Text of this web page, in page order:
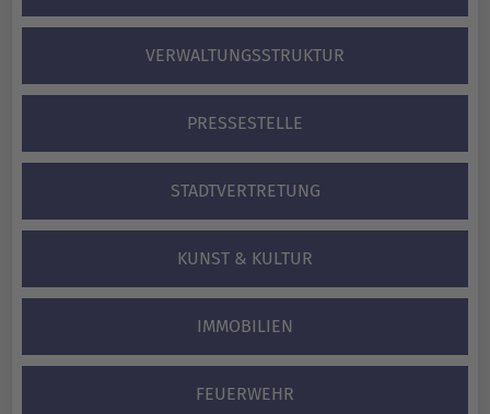
VERWALTUNGS­STRUKTUR
PRESSESTELLE
STADTVERTRETUNG
KUNST & KULTUR
IMMOBILIEN
FEUERWEHR